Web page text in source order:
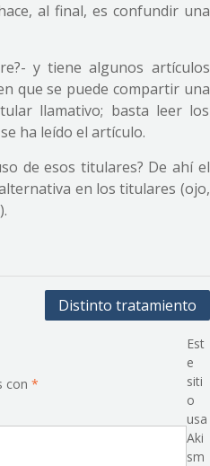
al final, es confundir una
y tiene algunos artículos
que se puede compartir una
llamativo; basta leer los
ha leído el artículo.
de esos titulares? De ahí el
en los titulares (ojo,
Distinto tratamiento
con *
Est
e
siti
o
usa
Aki
sm